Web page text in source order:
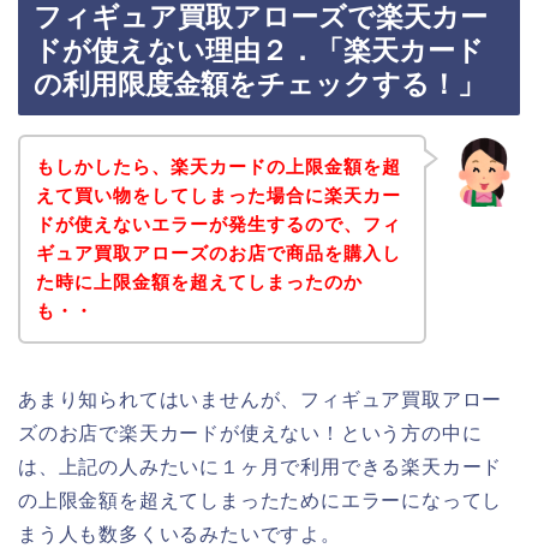
フィギュア買取アローズで楽天カー
ドが使えない理由２．「楽天カード
の利用限度金額をチェックする！」
もしかしたら、楽天カードの上限金額を超
えて買い物をしてしまった場合に楽天カー
ドが使えないエラーが発生するので、フィ
ギュア買取アローズのお店で商品を購入し
た時に上限金額を超えてしまったのか
も・・
あまり知られてはいませんが、フィギュア買取アロー
ズのお店で楽天カードが使えない！という方の中に
は、上記の人みたいに１ヶ月で利用できる楽天カード
の上限金額を超えてしまったためにエラーになってし
まう人も数多くいるみたいですよ。